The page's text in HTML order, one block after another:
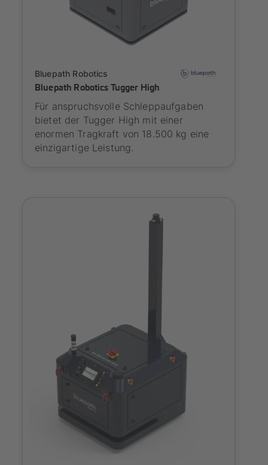
Bluepath Robotics
Bluepath Robotics Tugger High
Für anspruchsvolle Schleppaufgaben
bietet der Tugger High mit einer
enormen Tragkraft von 18.500 kg eine
einzigartige Leistung.